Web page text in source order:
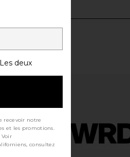
Cynthia Dress in
Les deux
recevoir notre
et les promotions.